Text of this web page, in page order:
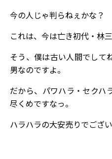
今の人じゃ判らねぇかな？
これは、今は亡き初代・林
そう、僕は古い人間でして
男なのですよ。
だから、パワハラ・セクハ
尽くめですなっ。
ハラハラの大安売りでござい